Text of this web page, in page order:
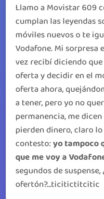
Llamo a Movistar 609
cumplan las leyendas
móviles nuevos o te
Vodafone. Mi sorpresa
vez recibí diciendo
oferta y decidir en el
oferta ahora,
a tener, pero yo no
permanencia, me
pierden dinero, claro
contesto:yo tampoco
que me voy a
segundos de
ofertón?…ticitictitcitic